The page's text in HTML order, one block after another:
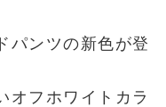
パンツの新色が登
フホワイトカラ